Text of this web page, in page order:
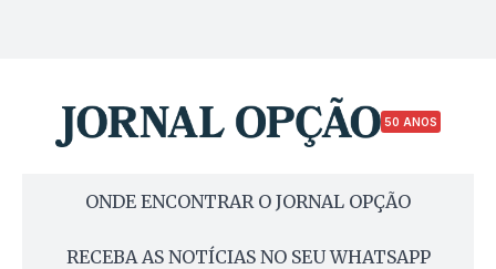
50 ANOS
ONDE ENCONTRAR O JORNAL OPÇÃO
RECEBA AS NOTÍCIAS NO SEU WHATSAPP